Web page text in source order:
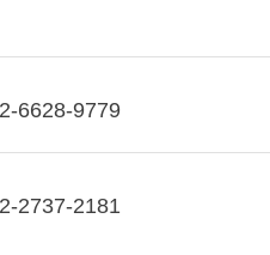
6628-9779
2737-2181